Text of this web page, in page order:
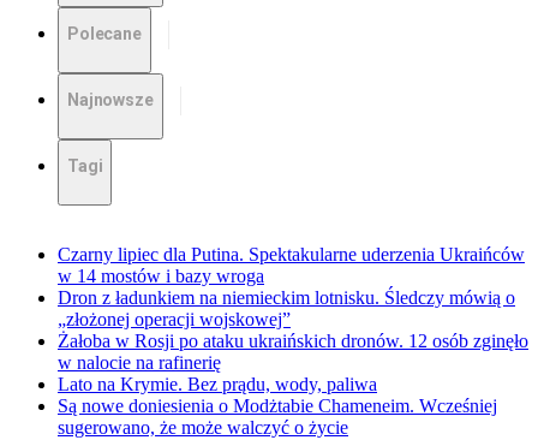
Polecane
Najnowsze
Tagi
Czarny lipiec dla Putina. Spektakularne uderzenia Ukraińców
w 14 mostów i bazy wroga
Dron z ładunkiem na niemieckim lotnisku. Śledczy mówią o
„złożonej operacji wojskowej”
Żałoba w Rosji po ataku ukraińskich dronów. 12 osób zginęło
w nalocie na rafinerię
Lato na Krymie. Bez prądu, wody, paliwa
Są nowe doniesienia o Modżtabie Chameneim. Wcześniej
sugerowano, że może walczyć o życie